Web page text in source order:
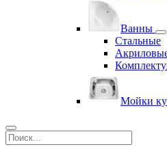
Ванны
Стальные
Мойки